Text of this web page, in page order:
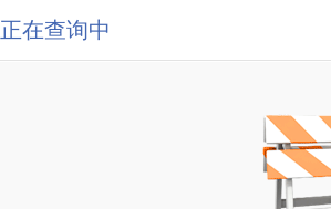
正在查询中